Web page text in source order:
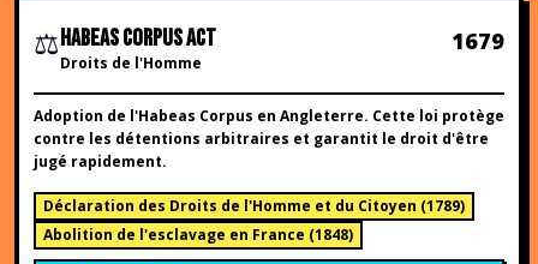
⚖️HABEAS CORPUS ACT
Droits de l'Homme
1679
Adoption de l'Habeas Corpus en Angleterre. Cette loi protège
contre les détentions arbitraires et garantit le droit d'être
jugé rapidement.
Déclaration des Droits de l'Homme et du Citoyen (1789)
Abolition de l'esclavage en France (1848)